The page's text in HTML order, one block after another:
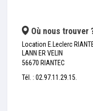
Où nous trouver
Location E.Leclerc
LANN ER VELIN
56670 RIANTEC
Tél. : 02.97.11.29.15.